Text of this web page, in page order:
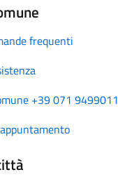
frequenti
+39 071 9499011